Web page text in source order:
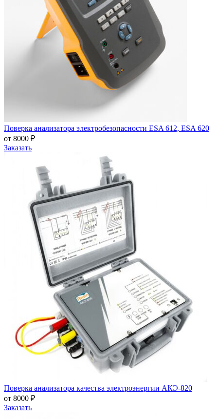
Поверка анализатора электробезопасности ESA 612, ESA 620
от 8000 ₽
Заказать
Поверка анализатора качества электроэнергии АКЭ-820
от 8000 ₽
Заказать